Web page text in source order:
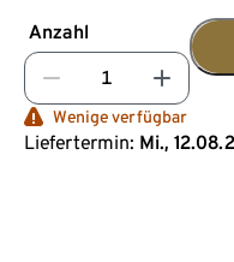
Anzahl
Wenige verfügbar
Liefertermin: Mi.,